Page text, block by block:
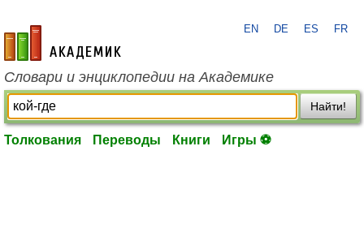
academic.ru
EN DE ES FR
Словари и энциклопедии на Академике
Найти!
Толкования Переводы Книги Игры ⚽